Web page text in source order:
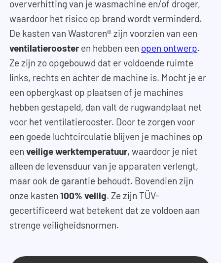
oververhitting van je wasmachine en/of droger,
waardoor het risico op brand wordt verminderd.
De kasten van Wastoren® zijn voorzien van een
ventilatierooster en hebben een open ontwerp.
Ze zijn zo opgebouwd dat er voldoende ruimte
links, rechts en achter de machine is. Mocht je er
een opbergkast op plaatsen of je machines
hebben gestapeld, dan valt de rugwandplaat net
voor het ventilatierooster. Door te zorgen voor
een goede luchtcirculatie blijven je machines op
eenveilige werktemperatuur, waardoor je niet
alleen de levensduur van je apparaten verlengt,
maar ook de garantie behoudt. Bovendien zijn
onze kasten100% veilig. Ze zijn TÜV-
gecertificeerd wat betekent dat ze voldoen aan
strenge veiligheidsnormen.